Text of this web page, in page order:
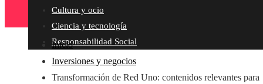
Cultura y ocio
Ciencia y tecnología
Responsabilidad Social
Inicio
Inversiones y negocios
Transformación de Red Uno: contenidos relevantes para